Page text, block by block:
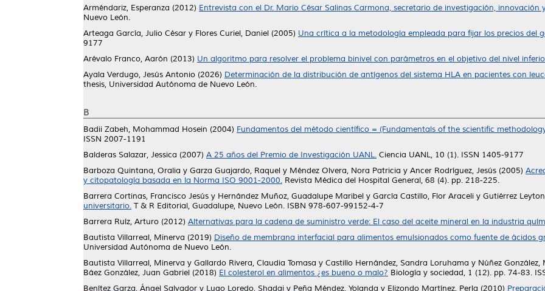
Arméndariz, Esperanza (2012) Entrevista con el Dr. Mario César Salinas Carmona, secretario de investigación, innovación
Nuevo León.
Arteaga García, Julio César y Flores Curiel, Daniel (2005) Una crítica a la metodología empleada para fijar los precios del
9177
Arévalo Franco, Aarón (2013) Un algoritmo para resolver el problema binivel con parámetros en el objetivo del nivel
Ayala Verdugo, Jesús Antonio (2026) Determinación de la distribución de antígenos del sistema HLA en pacientes con
thesis, Universidad Autónoma de Nuevo León.
B
Badii Zabeh, Mohammad Hosein (2004) Fundamentos del método científico = (Fundamentals of the scientific
ISSN 2007-1191
Balderas Salazar, Jessica (2007) A 25 años del Premio de Investigación UANL. Ciencia UANL, 10 (1). ISSN 1405-9177
Barboza Quintana, Oralia y Garza Guajardo, Raquel y Méndez Olvera, Nora Patricia y Ancer Rodríguez, Jesús (2005)
y citopatología basada en la Norma ISO 9001-2000. Revista Médica del Hospital General, 68 (4). pp. 218-225.
Barrera Cortinas, Francisco Jesús y Hernández Muñoz, Guadalupe Maribel y García Castillo, Flor Araceli y Gutiérrez
universitario. T & R Editorial, Guadalupe, Nuevo León. ISBN 978-607-99152-4-7
Barrera Ruíz, Arturo (2012) Alternativas para la cadena de suministro verde: El caso del aceite mineral en la industria
Bautista Villarreal, Minerva (2019) Diseño de membrana interfacial para alimentos emulsionados como fuente de ácidos
Universidad Autónoma de Nuevo León.
Bautista Villarreal, Minerva y Gallardo Rivera, Claudia Tomasa y Castillo Hernández, Sandra Loruhama y Núñez
Báez González, Juan Gabriel (2018) El colesterol en alimentos ¿es bueno o malo? Biología y sociedad, 1 (12). pp. 74-83.
Benítez Garza, Ángel Salvador y Lugo Loredo, Shadai y Peña Méndez, Yolanda y Elizondo Martínez, Perla (2010)